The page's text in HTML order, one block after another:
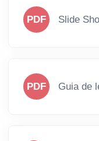
PDF Slide
PDF Guia de